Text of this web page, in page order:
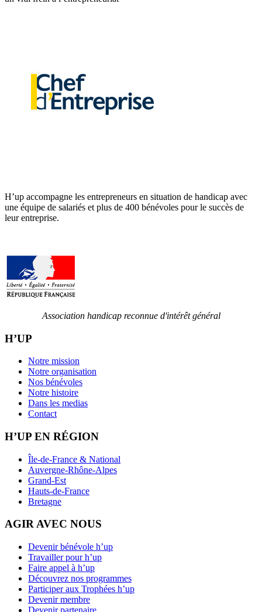
H’up accompagne​​ les entrepreneurs en situation de handicap avec
une équipe de salariés et plus de 400 bénévoles pour le succès de
leur entreprise.
Association handicap reconnue d'intérêt général
H’UP
Notre mission
Notre organisation
Nos bénévoles
Notre histoire
Dans les medias
Contact
H’UP EN RÉGION
Île-de-France & National
Auvergne-Rhône-Alpes
Grand-Est
Hauts-de-France
Bretagne
AGIR AVEC NOUS
Devenir bénévole h’up
Travailler pour h’up
Faire appel à h’up
Découvrez nos programmes
Participer aux Trophées h’up
Devenir membre